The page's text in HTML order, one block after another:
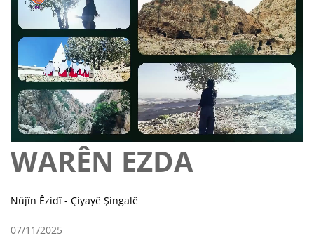
WARÊN EZDA
Nûjîn Êzidî - Çiyayê Şingalê
07/11/2025